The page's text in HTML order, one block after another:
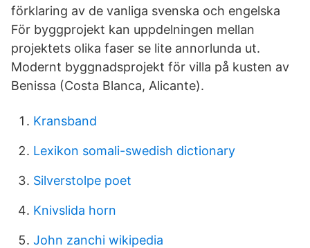
förklaring av de vanliga svenska och engelska
För byggprojekt kan uppdelningen mellan
projektets olika faser se lite annorlunda ut.
Modernt byggnadsprojekt för villa på kusten av
Benissa (Costa Blanca, Alicante).
Kransband
Lexikon somali-swedish dictionary
Silverstolpe poet
Knivslida horn
John zanchi wikipedia